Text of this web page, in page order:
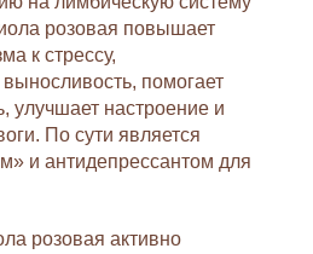
розовая повышает
к стрессу,
помогает
улучшает настроение и
По сути является
и антидепрессантом для
розовая активно